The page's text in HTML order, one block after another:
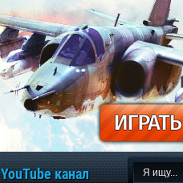
игры онлайн бесплатно
YouTube канал